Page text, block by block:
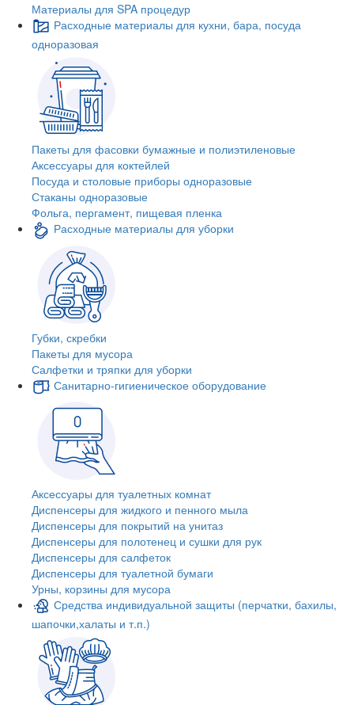
Материалы для SPA процедур
Расходные материалы для кухни, бара, посуда
одноразовая
Пакеты для фасовки бумажные и полиэтиленовые
Аксессуары для коктейлей
Посуда и столовые приборы одноразовые
Стаканы одноразовые
Фольга, пергамент, пищевая пленка
Расходные материалы для уборки
Губки, скребки
Пакеты для мусора
Салфетки и тряпки для уборки
Санитарно-гигиеническое оборудование
Аксессуары для туалетных комнат
Диспенсеры для жидкого и пенного мыла
Диспенсеры для покрытий на унитаз
Диспенсеры для полотенец и сушки для рук
Диспенсеры для салфеток
Диспенсеры для туалетной бумаги
Урны, корзины для мусора
Средства индивидуальной защиты (перчатки, бахилы,
шапочки,халаты и т.п.)